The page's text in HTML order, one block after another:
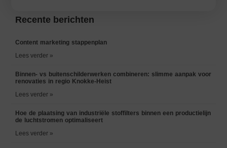
Recente berichten
Content marketing stappenplan
Lees verder »
Binnen- vs buitenschilderwerken combineren: slimme aanpak voor
renovaties in regio Knokke-Heist
Lees verder »
Hoe de plaatsing van industriële stoffilters binnen een productielijn
de luchtstromen optimaliseert
Lees verder »